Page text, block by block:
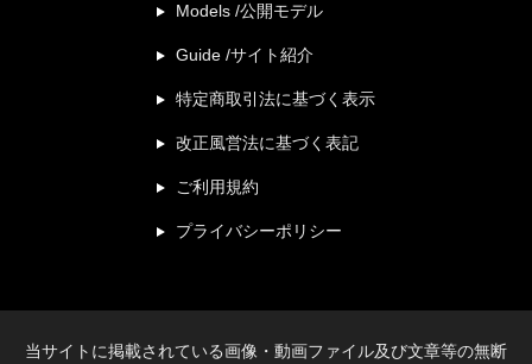
Models /公開モデル
Guide /サイト紹介
特定商取引法に基づく表示
改正風営法に基づく表記
ご利用規約
プライバシーポリシー
当サイトに掲載されている画像・動画ファイル及び文章等の無断